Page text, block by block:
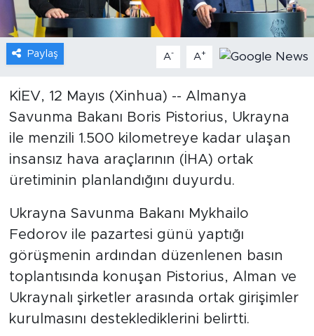
Paylaş A- A+
KİEV, 12 Mayıs (Xinhua) -- Almanya
Savunma Bakanı Boris Pistorius, Ukrayna
ile menzili 1.500 kilometreye kadar ulaşan
insansız hava araçlarının (İHA) ortak
üretiminin planlandığını duyurdu.
Ukrayna Savunma Bakanı Mykhailo
Fedorov ile pazartesi günü yaptığı
görüşmenin ardından düzenlenen basın
toplantısında konuşan Pistorius, Alman ve
Ukraynalı şirketler arasında ortak girişimler
kurulmasını desteklediklerini belirtti.
Sağlık
Foto Haber
Xinhua Türkiye
Seyahat